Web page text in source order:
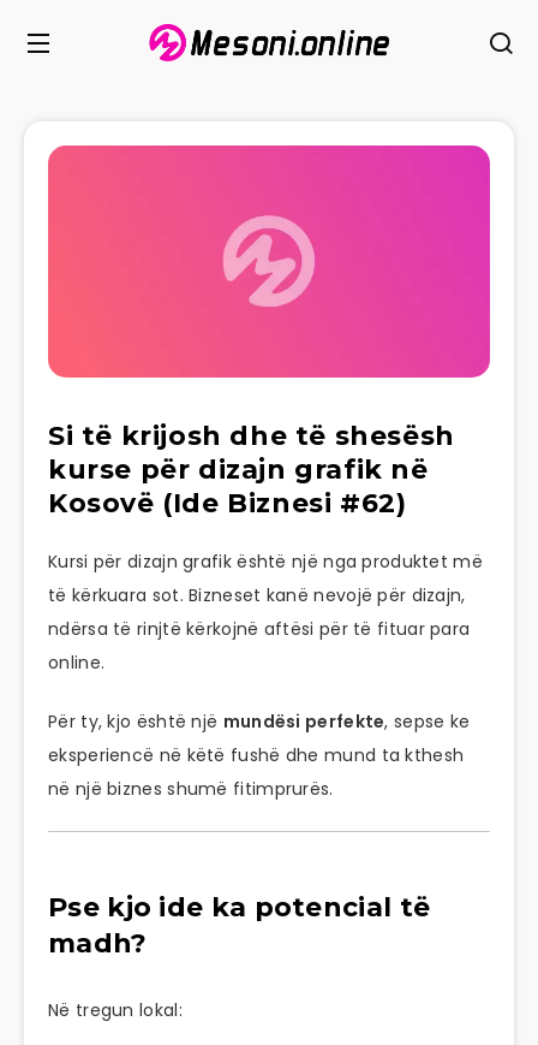
Si të krijosh dhe të shesësh
kurse për dizajn grafik në
Kosovë (Ide Biznesi #62)
Kursi për dizajn grafik është një nga produktet më
të kërkuara sot. Bizneset kanë nevojë për dizajn,
ndërsa të rinjtë kërkojnë aftësi për të fituar para
online.
Për ty, kjo është një mundësi perfekte, sepse ke
eksperiencë në këtë fushë dhe mund ta kthesh
në një biznes shumë fitimprurës.
Pse kjo ide ka potencial të
madh?
Në tregun lokal: